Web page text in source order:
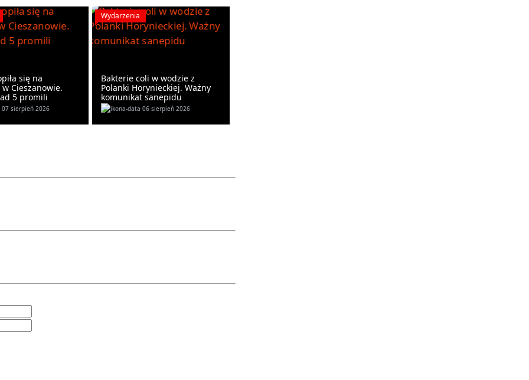
się na
Cieszanowie.
5 promili
07 sierpień 2026
Wydarzenia
Bakterie coli w wodzie z
Polanki Horynieckiej. Ważny
komunikat sanepidu
06 sierpień 2026